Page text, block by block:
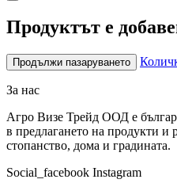
Продуктът е
Продължи пазаруването
За нас
Агро Визе Трейд ООД е
в предлагането на продукти и
стопанство, дома и градината.
Social_facebook Instagram